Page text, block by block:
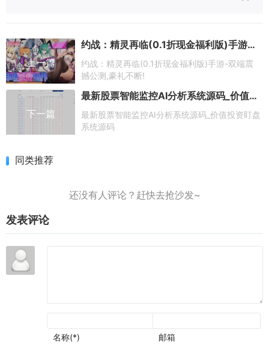
上一篇
约战：精灵再临(0.1折现金福利版)手游-双端震撼公测,豪礼不断!
约战：精灵再临(0.1折现金福利版)手游-双端震
撼公测,豪礼不断!
下一篇
最新股票智能监控AI分析系统源码_价值投资盯盘系统源码
最新股票智能监控AI分析系统源码_价值投资盯盘
系统源码
同类推荐
发表评论
名称(*) 邮箱